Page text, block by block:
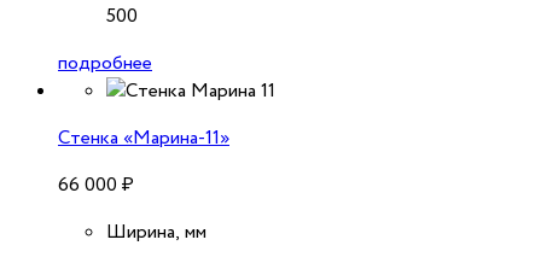
500
подробнее
Стенка «Марина-11»
66 000 ₽
Ширина, мм